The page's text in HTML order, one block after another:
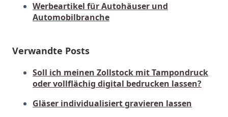
Werbeartikel für Autohäuser und
Automobilbranche
Verwandte Posts
Soll ich meinen Zollstock mit Tampondruck
oder vollflächig digital bedrucken lassen?
Gläser individualisiert gravieren lassen